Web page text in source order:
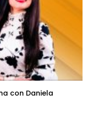
con Daniela